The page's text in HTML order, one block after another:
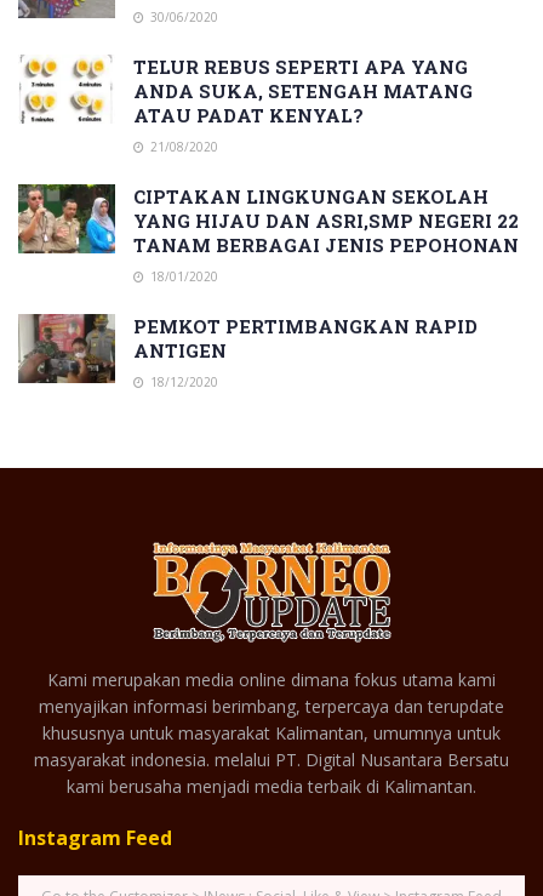
30/06/2020
TELUR REBUS SEPERTI APA YANG
ANDA SUKA, SETENGAH MATANG
ATAU PADAT KENYAL?
21/08/2020
CIPTAKAN LINGKUNGAN SEKOLAH
YANG HIJAU DAN ASRI,SMP NEGERI 22
TANAM BERBAGAI JENIS PEPOHONAN
18/01/2020
PEMKOT PERTIMBANGKAN RAPID
ANTIGEN
18/12/2020
Kami merupakan media online dimana fokus utama kami
menyajikan informasi berimbang, terpercaya dan terupdate
khususnya untuk masyarakat Kalimantan, umumnya untuk
masyarakat indonesia. melalui PT. Digital Nusantara Bersatu
kami berusaha menjadi media terbaik di Kalimantan.
Instagram Feed